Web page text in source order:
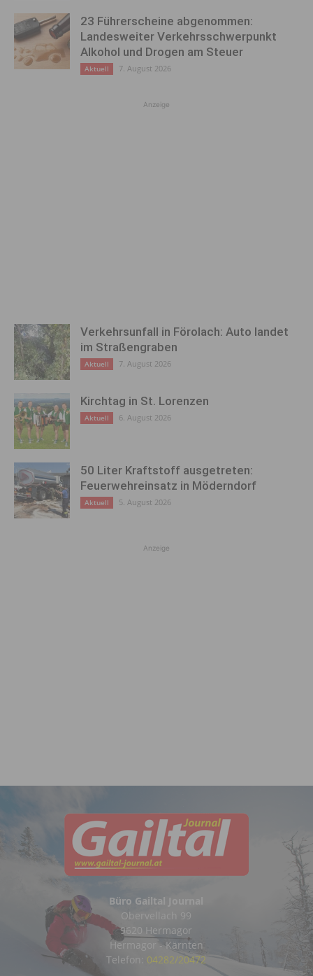
23 Führerscheine abgenommen:
Landesweiter Verkehrsschwerpunkt
Alkohol und Drogen am Steuer
Aktuell 7. August 2026
Anzeige
Verkehrsunfall in Förolach: Auto landet
im Straßengraben
Aktuell 7. August 2026
Kirchtag in St. Lorenzen
Aktuell 6. August 2026
50 Liter Kraftstoff ausgetreten:
Feuerwehreinsatz in Möderndorf
Aktuell 5. August 2026
Anzeige
Büro Gailtal Journal
Obervellach 99
9620 Hermagor
Hermagor - Kärnten
Telefon: 04282/20472